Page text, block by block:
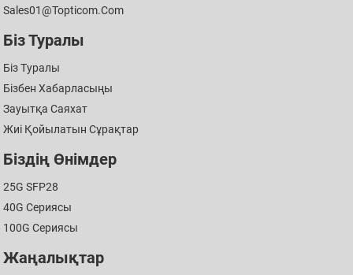
Sales01@topticom.com
Біз Туралы
Біз Туралы
Бізбен Хабарласыңы
Зауытқа Саяхат
Жиі Қойылатын Сұрақтар
Біздің Өнімдер
25G SFP28
40G Сериясы
100G Сериясы
Жаңалықтар